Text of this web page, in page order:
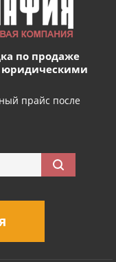
по продаже
юридическими
прайс после